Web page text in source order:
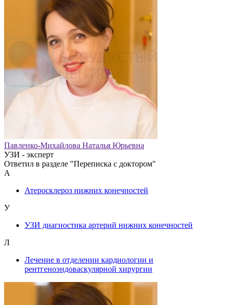
Павленко-Михайлова Наталья Юрьевна
УЗИ - эксперт
Ответил в разделе "Переписка с доктором"
А
Атеросклероз нижних конечностей
У
УЗИ диагностика артерий нижних конечностей
Л
Лечение в отделении кардиологии и
рентгеноэндоваскулярной хирургии